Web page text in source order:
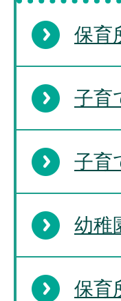
保育
子育
子育
幼稚
保育